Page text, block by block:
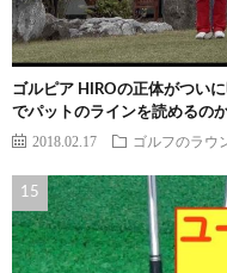
ゴルピア HIROの正体がつい
でパットのラインを読めるの
2018.02.17 ゴルフのラウ